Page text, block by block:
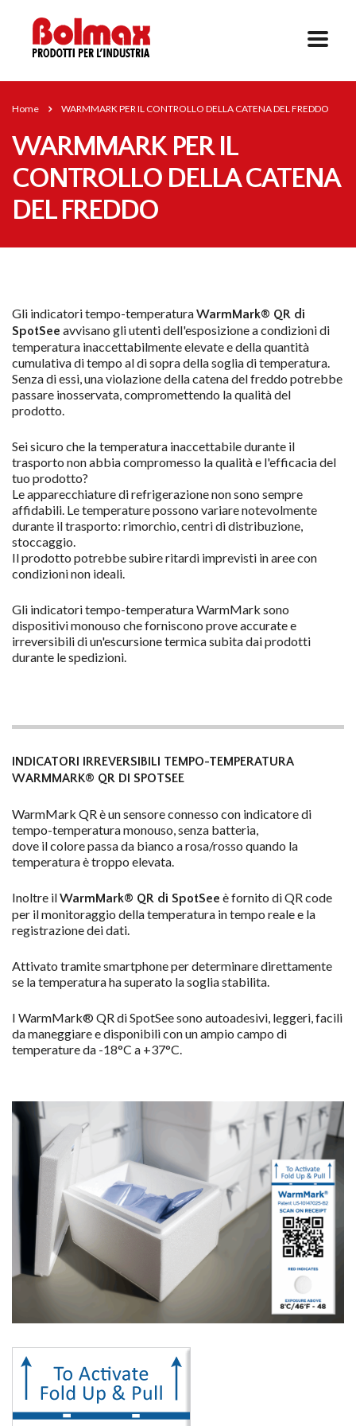
Home WARMMARK PER IL CONTROLLO DELLA CATENA DEL FREDDO
WARMMARK PER IL
CONTROLLO DELLA CATENA
DEL FREDDO
Gli indicatori tempo-temperaturaWarmMark® QR di
SpotSee avvisano gli utenti dell'esposizione a condizioni di
temperatura inaccettabilmente elevate e della quantità
cumulativa di tempo al di sopra della soglia di temperatura.
Senza di essi, una violazione della catena del freddo potrebbe
passare inosservata, compromettendo la qualità del
prodotto.
Sei sicuro che la temperatura inaccettabile durante il
trasporto non abbia compromesso la qualità e l'efficacia del
tuo prodotto?
Le apparecchiature di refrigerazione non sono sempre
affidabili. Le temperature possono variare notevolmente
durante il trasporto: rimorchio, centri di distribuzione,
stoccaggio.
Il prodotto potrebbe subire ritardi imprevisti in aree con
condizioni non ideali.
Gli indicatori tempo-temperatura WarmMark sono
dispositivi monouso che forniscono prove accurate e
irreversibili di un'escursione termica subita dai prodotti
durante le spedizioni.
INDICATORI IRREVERSIBILI TEMPO-TEMPERATURA
WARMMARK® QR DI SPOTSEE
WarmMark QR è un sensore connesso con indicatore di
tempo-temperatura monouso, senza batteria,
dove il colore passa da bianco a rosa/rosso quando la
temperatura è troppo elevata.
Inoltre ilWarmMark® QR di SpotSee è fornito di QR code
per il monitoraggio della temperatura in tempo reale e la
registrazione dei dati.
Attivato tramite smartphone per determinare direttamente
se la temperatura ha superato la soglia stabilita.
I WarmMark® QR di SpotSee sono autoadesivi, leggeri, facili
da maneggiare e disponibili con un ampio campo di
temperature da -18°C a +37°C.